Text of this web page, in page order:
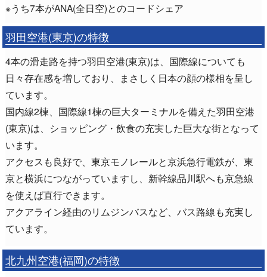
※うち7本がANA(全日空)とのコードシェア
羽田空港(東京)の特徴
4本の滑走路を持つ羽田空港(東京)は、国際線についても
日々存在感を増しており、まさしく日本の顔の様相を呈し
ています。
国内線2棟、国際線1棟の巨大ターミナルを備えた羽田空港
(東京)は、ショッピング・飲食の充実した巨大な街となって
います。
アクセスも良好で、東京モノレールと京浜急行電鉄が、東
京と横浜につながっていますし、新幹線品川駅へも京急線
を使えば直行できます。
アクアライン経由のリムジンバスなど、バス路線も充実し
ています。
北九州空港(福岡)の特徴